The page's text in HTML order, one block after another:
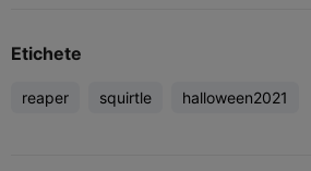
Etichete
reaper squirtle halloween2021